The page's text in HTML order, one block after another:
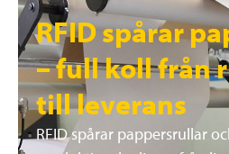
RFID spårar
– full koll från
till leverans
RFID spårar pappersrullar